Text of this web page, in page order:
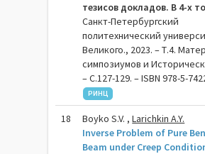
тезисов докладов. В 4-х
Санкт-Петербургский
политехнический
Великого., 2023. – Т.4.
симпозиумов и
– C.127-129. – ISBN 978-5-
РИНЦ
18 Boyko S.V. ,Larichkin A.Y.
Inverse Problem of Pure
Beam under Creep